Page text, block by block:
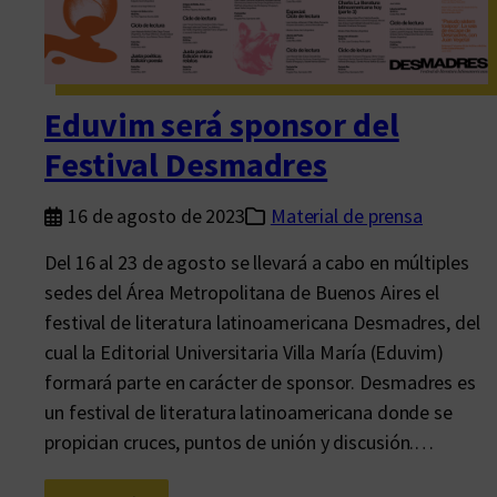
a
s
o
s
Eduvim será sponsor del
Festival Desmadres
16 de agosto de 2023
Material de prensa
Del 16 al 23 de agosto se llevará a cabo en múltiples
sedes del Área Metropolitana de Buenos Aires el
festival de literatura latinoamericana Desmadres, del
cual la Editorial Universitaria Villa María (Eduvim)
formará parte en carácter de sponsor. Desmadres es
un festival de literatura latinoamericana donde se
propician cruces, puntos de unión y discusión.…